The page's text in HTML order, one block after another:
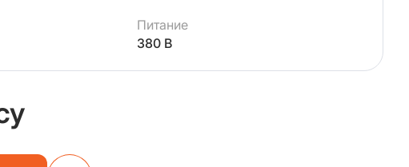
Питание
380 В